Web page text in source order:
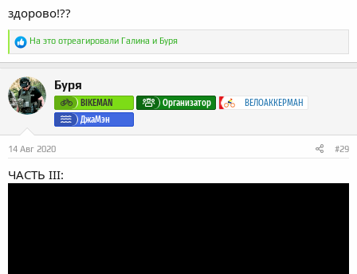
здорово!??
Р
а
к
ц
и
и
На это отреагировали Галина и Буря
Буря
BIKEMAN Организатор
ВЕЛОАККЕРМАН
ДжаМэн
14 Авг 2020 #29
ЧАСТЬ III: